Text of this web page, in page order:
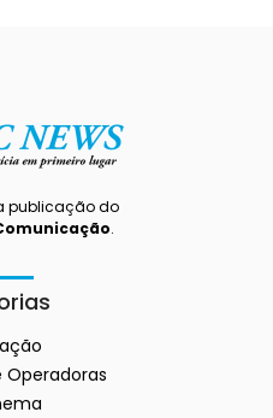
publicação do
.
Operadoras